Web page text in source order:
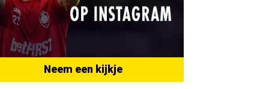
Neem een kijkje